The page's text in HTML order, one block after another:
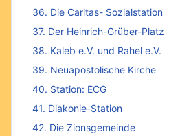
36. Die Caritas- Sozialstation
37. Der Heinrich-Grüber-Platz
38. Kaleb e.V. und Rahel e.V.
39. Neuapostolische Kirche
40. Station: ECG
41. Diakonie-Station
42. Die Zionsgemeinde